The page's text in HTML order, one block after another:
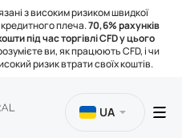
з високим ризиком швидкої
плеча.70,6% рахунків
під час торгівлі CFD у цього
ви, як працюють CFD, і чи
ризик втрати своїх коштів.
UA